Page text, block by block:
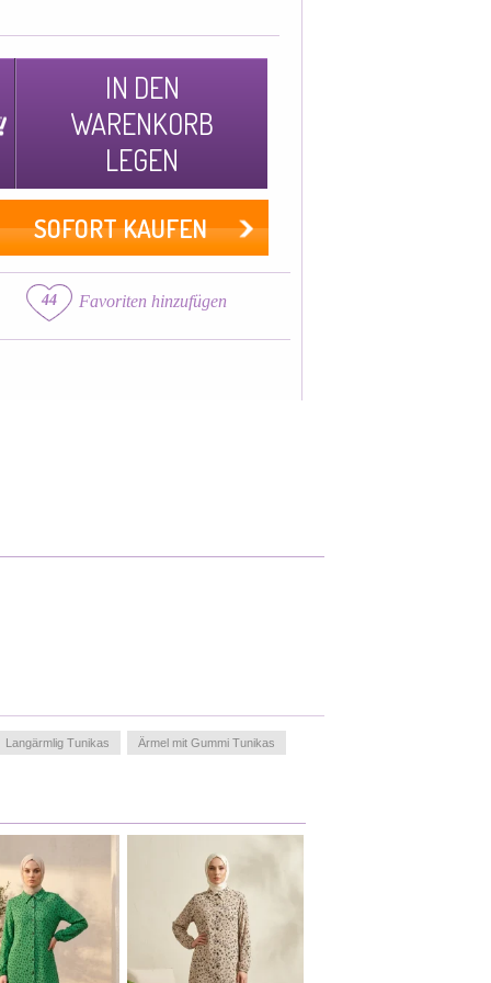
IN DEN
WARENKORB
LEGEN
SOFORT KAUFEN
44 Favoriten hinzufügen
Langärmlig Tunikas Ärmel mit Gummi Tunikas